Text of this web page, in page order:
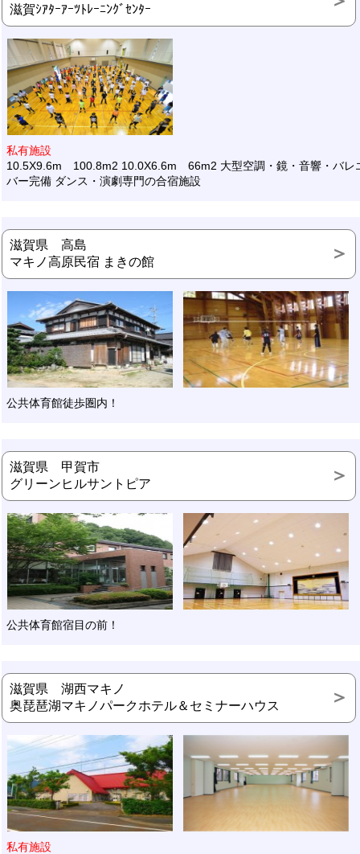
滋賀ｼｱﾀｰｱｰﾂﾄﾚｰﾆﾝｸﾞｾﾝﾀｰ
私有施設
10.5X9.6m 100.8m2 10.0X6.6m 66m2 大型空調・鏡・音響・バレ
バー完備 ダンス・演劇専門の合宿施設
滋賀県 高島
マキノ高原民宿 まきの館
公共体育館徒歩圏内！
滋賀県 甲賀市
グリーンヒルサントピア
公共体育館宿目の前！
滋賀県 湖西マキノ
奥琵琶湖マキノパークホテル＆セミナーハウス
私有施設